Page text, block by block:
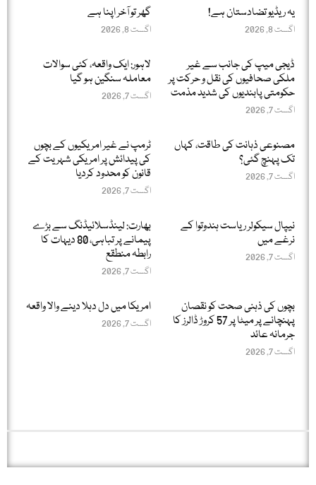
یہ ریڈیو تضادستان ہے!
اگست 8, 2026
گھر تو آخر اپنا ہے
اگست 8, 2026
ڈیجی میپ کی جانب سے غیر
ملکی صحافیوں کی نقل و حرکت پر
حکومتی پابندیوں کی شدید مذمت
اگست 7, 2026
لاہور: ایک واقعہ، کئی سوالات
معاملہ سنگین ہو گیا
اگست 7, 2026
مصنوعی ذہانت کی طاقت، کہاں
تک پہنچ گئی؟
اگست 7, 2026
ٹرمپ نے غیر امریکیوں کے بچوں
کی پیدائش پر امریکی شہریت کے
قانون کو محدود کردیا
اگست 7, 2026
نیپال سیکولر ریاست ہندوتوا کے
نرغے میں
اگست 7, 2026
بھارت: لینڈسلائیڈنگ سے بڑے
پیمانے پر تباہی، 80 دیہات کا
رابطہ منطقع
اگست 7, 2026
بچوں کی ذہنی صحت کو نقصان
پہنچانے پر میٹا پر 57 کروڑ ڈالرز کا
جرمانہ عائد
اگست 7, 2026
امریکا میں دل دہلا دینے والا واقعہ
اگست 7, 2026